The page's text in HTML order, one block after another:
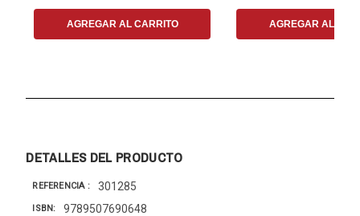
AGREGAR AL CARRITO AGREGAR AL
DETALLES DEL PRODUCTO
REFERENCIA 301285
ISBN 9789507690648